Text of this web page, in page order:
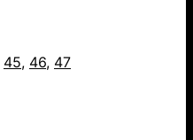
45, 46, 47